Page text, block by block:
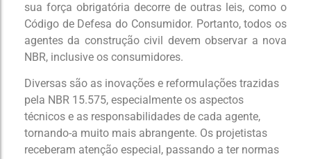
sua força obrigatória decorre de outras leis, como o
Código de Defesa do Consumidor. Portanto, todos os
agentes da construção civil devem observar a nova
NBR, inclusive os consumidores.
Diversas são as inovações e reformulações trazidas
pela NBR 15.575, especialmente os aspectos
técnicos e as responsabilidades de cada agente,
tornando-a muito mais abrangente. Os projetistas
receberam atenção especial, passando a ter normas